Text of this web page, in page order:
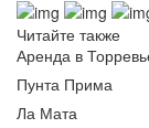
Читайте также
Аренда в
Пунта Прима
Ла Мата